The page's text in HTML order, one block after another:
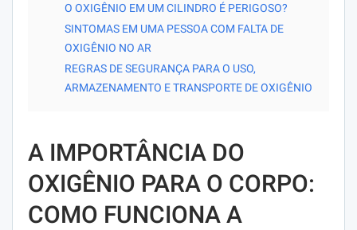
O OXIGÊNIO EM UM CILINDRO É PERIGOSO?
SINTOMAS EM UMA PESSOA COM FALTA DE
OXIGÊNIO NO AR
REGRAS DE SEGURANÇA PARA O USO,
ARMAZENAMENTO E TRANSPORTE DE OXIGÊNIO
A IMPORTÂNCIA DO
OXIGÊNIO PARA O CORPO:
COMO FUNCIONA A